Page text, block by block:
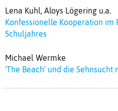
Lena Kuhl, Aloys Lögering u.a.
Konfessionelle Kooperation im
Schuljahres
Michael Wermke
'The Beach' und die Sehnsucht